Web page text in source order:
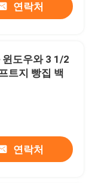
연락처
도우와 3 1/2
트지 빵집 백
연락처